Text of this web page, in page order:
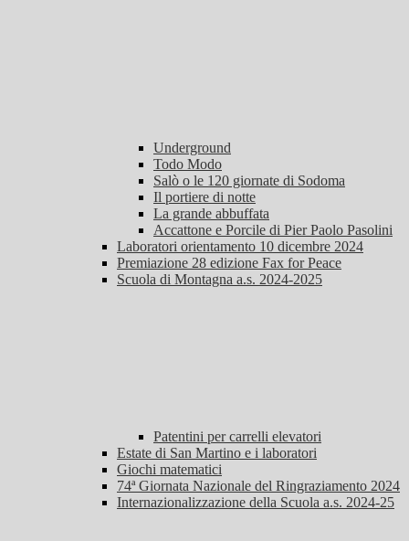
Underground
Todo Modo
Salò o le 120 giornate di Sodoma
Il portiere di notte
La grande abbuffata
Accattone e Porcile di Pier Paolo Pasolini
Laboratori orientamento 10 dicembre 2024
Premiazione 28 edizione Fax for Peace
Scuola di Montagna a.s. 2024-2025
Patentini per carrelli elevatori
Estate di San Martino e i laboratori
Giochi matematici
74ª Giornata Nazionale del Ringraziamento 2024
Internazionalizzazione della Scuola a.s. 2024-25